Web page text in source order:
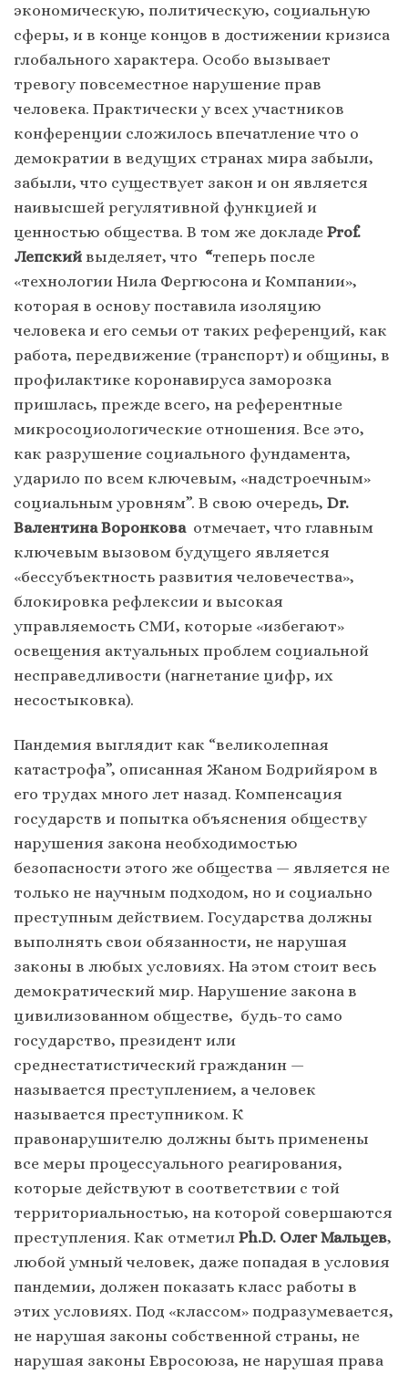
экономическую, политическую, социальную
сферы, и в конце концов в достижении кризиса
глобального характера. Особо вызывает
тревогу повсеместное нарушение прав
человека. Практически у всех участников
конференции сложилось впечатление что о
демократии в ведущих странах мира забыли,
забыли, что существует закон и он является
наивысшей регулятивной функцией и
ценностью общества. В том же докладе Prof.
Лепский выделяет, что “теперь после
«технологии Нила Фергюсона и Компании»,
которая в основу поставила изоляцию
человека и его семьи от таких референций, как
работа, передвижение (транспорт) и общины, в
профилактике коронавируса заморозка
пришлась, прежде всего, на референтные
микросоциологические отношения. Все это,
как разрушение социального фундамента,
ударило по всем ключевым, «надстроечным»
социальным уровням”. В свою очередь, Dr.
Валентина Воронкова отмечает, что главным
ключевым вызовом будущего является
«бессубъектность развития человечества»,
блокировка рефлексии и высокая
управляемость СМИ, которые «избегают»
освещения актуальных проблем социальной
несправедливости (нагнетание цифр, их
несостыковка).
Пандемия выглядит как “великолепная
катастрофа”, описанная Жаном Бодрийяром в
его трудах много лет назад. Компенсация
государств и попытка объяснения обществу
нарушения закона необходимостью
безопасности этого же общества — является не
только не научным подходом, но и социально
преступным действием. Государства должны
выполнять свои обязанности, не нарушая
законы в любых условиях. На этом стоит весь
демократический мир. Нарушение закона в
цивилизованном обществе, будь-то само
государство, президент или
среднестатистический гражданин —
называется преступлением, а человек
называется преступником. К
правонарушителю должны быть применены
все меры процессуального реагирования,
которые действуют в соответствии с той
территориальностью, на которой совершаются
преступления. Как отметил Ph.D. Олег Мальцев,
любой умный человек, даже попадая в условия
пандемии, должен показать класс работы в
этих условиях. Под «классом» подразумевается,
не нарушая законы собственной страны, не
нарушая законы Евросоюза, не нарушая права